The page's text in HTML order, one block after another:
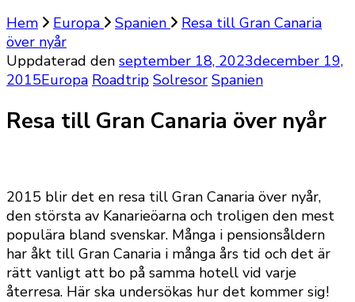
Hem
Europa Spanien
Resa till Gran Canaria
över nyår
Uppdaterad den september 18, 2023december 19,
2015Europa Roadtrip Solresor Spanien
Resa till Gran Canaria över nyår
2015 blir det en resa till Gran Canaria över nyår,
den största av Kanarieöarna och troligen den mest
populära bland svenskar. Många i pensionsåldern
har åkt till Gran Canaria i många års tid och det är
rätt vanligt att bo på samma hotell vid varje
återresa. Här ska undersökas hur det kommer sig!